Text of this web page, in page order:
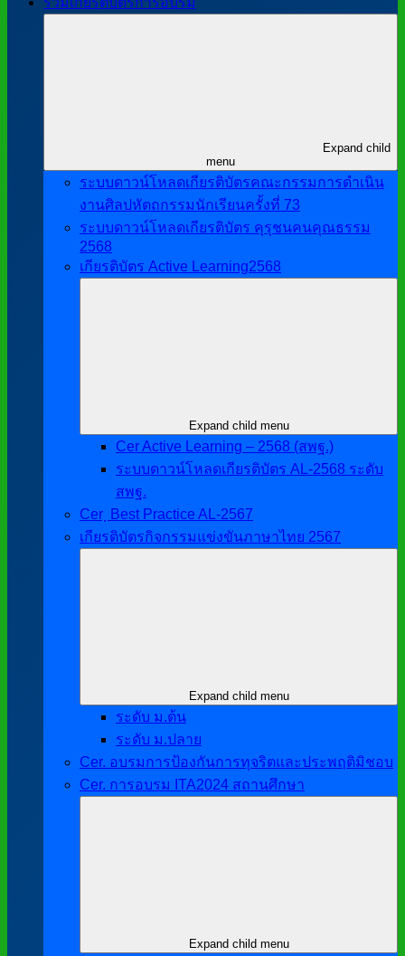
Expand child
menu
ระบบดาวน์โหลดเกียรติบัตรคณะกรรมการดำเนิน
งานศิลปหัตถกรรมนักเรียนครั้งที่ 73
ระบบดาวน์โหลดเกียรติบัตร คุรุชนคนคุณธรรม
2568
เกียรติบัตร Active Learning2568
Expand child menu
Cer Active Learning – 2568 (สพฐ.)
ระบบดาวน์โหลดเกียรติบัตร AL-2568 ระดับ
สพฐ.
Cer ฺ Best Practice AL-2567
เกียรติบัตรกิจกรรมแข่งขันภาษาไทย 2567
Expand child menu
ระดับ ม.ต้น
ระดับ ม.ปลาย
Cer. อบรมการป้องกันการทุจริตและประพฤติมิชอบ
Cer. การอบรม ITA2024 สถานศึกษา
Expand child menu